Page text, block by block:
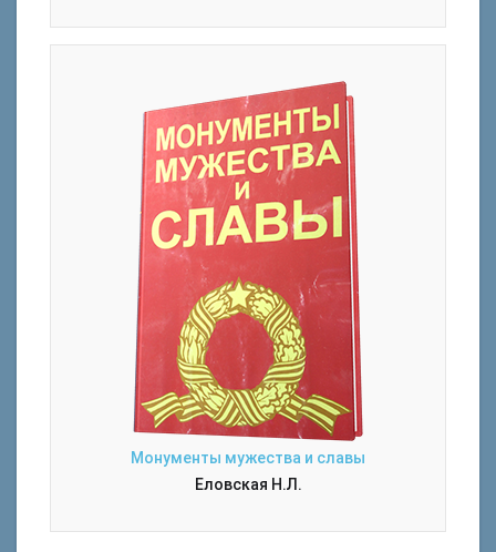
Монументы мужества и славы
Еловская Н.Л.